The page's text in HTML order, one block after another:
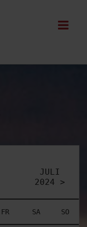
JULI
2024 >
FR SA SO